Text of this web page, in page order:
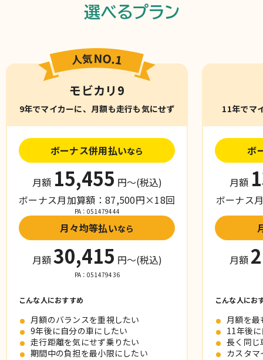
選べるプラン
モビカリ9
9年でマイカーに、月額も走行も気にせず
ボーナス併用払いなら
月額 15,455 円〜(税込)
ボーナス月加算額：87,500円×18回
PA：051479444
月々均等払いなら
月額30,415 円〜(税込)
PA：051479436
こんな人におすすめ
月額のバランスを重視したい
9年後に自分の車にしたい
走行距離を気にせず乗りたい
期間中の負担を最小限にしたい
11年でマ
ボ
月額
ボーナス
月額
こんな人にお
月額を
11年後
長く同じ
カスタ